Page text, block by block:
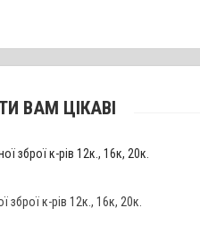
ВАМ ЦІКАВІ
к-рів 12к., 16к, 20к.